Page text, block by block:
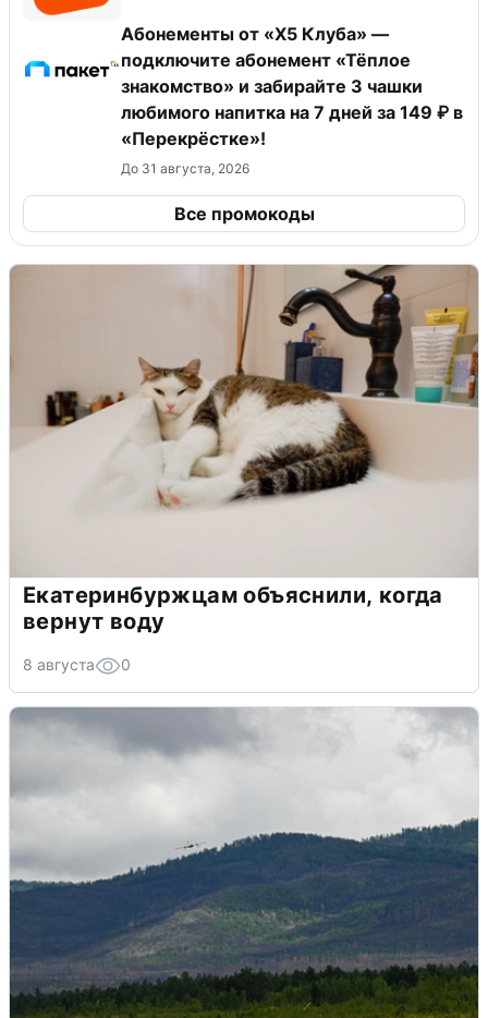
Абонементы от «Х5 Клуба» —
подключите абонемент «Тёплое
знакомство» и забирайте 3 чашки
любимого напитка на 7 дней за 149 ₽ в
«Перекрёстке»!
До 31 августа, 2026
Все промокоды
Екатеринбуржцам объяснили, когда
вернут воду
8 августа 0